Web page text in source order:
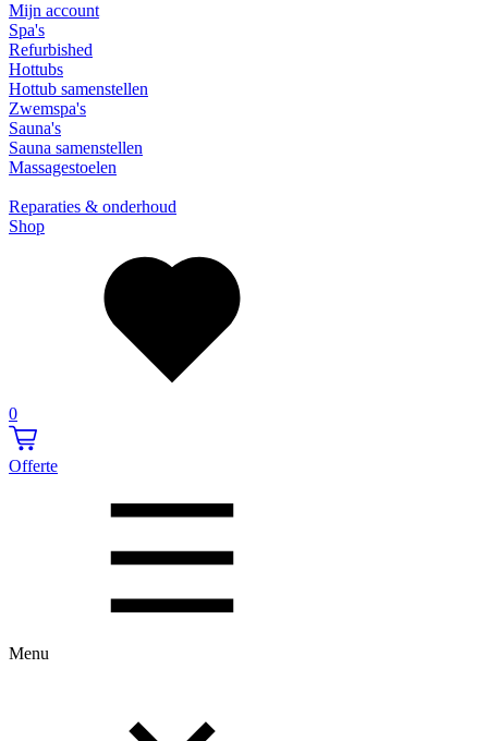
Mijn account
Spa's
Refurbished
Hottubs
Hottub samenstellen
Zwemspa's
Sauna's
Sauna samenstellen
Massagestoelen
Reparaties & onderhoud
Shop
0
Offerte
Menu